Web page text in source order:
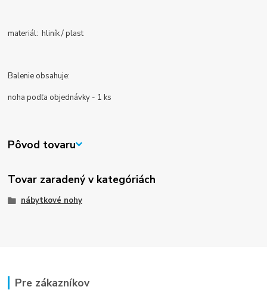
materiál: hliník / plast
Balenie obsahuje:
noha podľa objednávky - 1 ks
Pôvod tovaru
Tovar zaradený v kategóriách
nábytkové nohy
Pre zákazníkov